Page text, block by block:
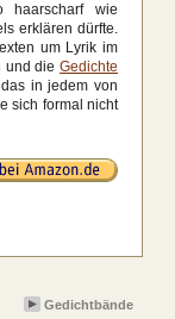
haarscharf wie
erklären dürfte.
um Lyrik im
und die Gedichte
in jedem von
sich formal nicht
Gedichtbände